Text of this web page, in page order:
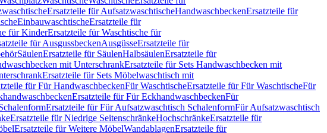
Ersatzteile für AufsatzwaschtischeHandwaschbeckenErsatzteile für
EinbauwaschtischeErsatzteile für
für KinderErsatzteile für Waschtische für
für AusgussbeckenAusgüsseErsatzteile für
SäulenErsatzteile für SäulenHalbsäulenErsatzteile für
mit UnterschrankErsatzteile für Sets Handwaschbecken mit
Ersatzteile für Sets Möbelwaschtisch mit
für Für HandwaschbeckenFür WaschtischeErsatzteile für Für WaschtischeFür
Ersatzteile für Für EckhandwaschbeckenFür
Ersatzteile für Für Aufsatzwaschtisch SchalenformFür Aufsatzwaschtisch
Ersatzteile für Niedrige SeitenschränkeHochschränkeErsatzteile für
Ersatzteile für Weitere MöbelWandablagenErsatzteile für